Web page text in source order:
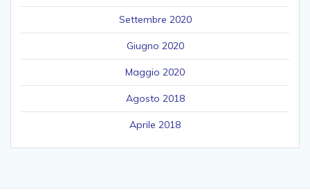
Settembre 2020
Giugno 2020
Maggio 2020
Agosto 2018
Aprile 2018